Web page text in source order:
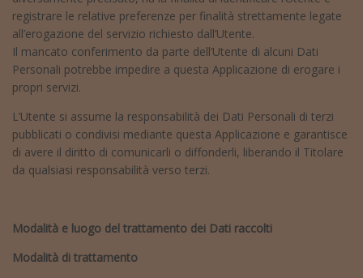
registrare le relative preferenze per finalità strettamente legate
all’erogazione del servizio richiesto dall’Utente.
Il mancato conferimento da parte dell’Utente di alcuni Dati
Personali potrebbe impedire a questa Applicazione di erogare i
propri servizi.
L’Utente si assume la responsabilità dei Dati Personali di terzi
pubblicati o condivisi mediante questa Applicazione e garantisce
di avere il diritto di comunicarli o diffonderli, liberando il Titolare
da qualsiasi responsabilità verso terzi.
Modalità e luogo del trattamento dei Dati raccolti
Modalità di trattamento